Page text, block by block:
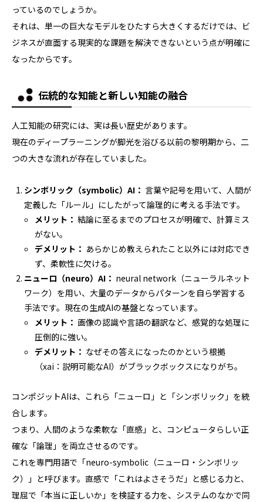
っているのでしょうか。
それは、単一の巨大なモデルをひたすら大きくするだけでは、ビ
ジネスが直面する現実的な課題を解決できないという点が明確に
なったからです。
伝統的な知能と新しい知能の融合
人工知能の研究には、実は長い歴史があります。
現在のディープラーニングが脚光を浴びる以前の黎明期から、二
つの大きな流れが存在していました。
シンボリック（symbolic）AI： 言葉や記号を用いて、人間が
定義した「ルール」にしたがって論理的に考える手法です。
メリット： 結論に至るまでのプロセスが明確で、計算ミス
がない。
デメリット： あらかじめ教えられたこと以外には対応でき
ず、柔軟性に欠ける。
ニューロ（neuro）AI： neural network（ニューラルネット
ワーク）を用い、大量のデータからパターンを自ら学習する
手法です。現在の生成AIの基盤となっています。
メリット： 画像の認識や言語の翻訳など、感覚的な処理に
圧倒的に強い。
デメリット： なぜその答えになったのかという根拠
（xai：説明可能なAI）がブラックボックスになりがち。
コンポジットAIは、これら「ニューロ」と「シンボリック」を統
合します。
つまり、人間のような柔軟な「直感」と、コンピュータらしい正
確な「論理」を両立させるのです。
これを専門用語で「neuro-symbolic（ニューロ・シンボリッ
ク）」と呼びます。直感で「これはよさそうだ」と感じる力と、
理屈で「本当に正しいか」を検証する力を、システムのなかで同